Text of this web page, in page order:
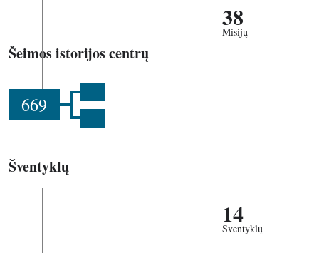
38
Misijų
Šeimos istorijos centrų
669
Šventyklų
14
Šventyklų